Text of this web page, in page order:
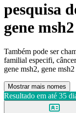
pesquisa
gene msh2
Também pode ser
familial especifi,
gene msh2, gene msh2
Mostrar mais nomes
Resultado em até 35